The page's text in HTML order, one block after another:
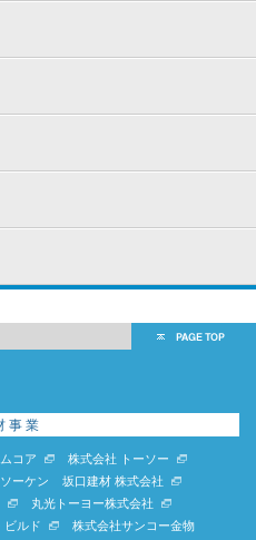
事 業
コア
株式会社 トーソー
ーケン
坂口建材 株式会社
丸光トーヨー株式会社
ビルド
株式会社サンコー金物